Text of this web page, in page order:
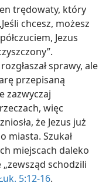
trędowaty, który
chcesz, możesz
Jezus
sprawy, ale
przepisaną
zazwyczaj
więc
że Jezus już
miasta. Szukał
miejscach daleko
schodzili
5:12-16.